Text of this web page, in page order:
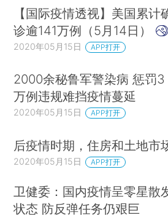
【国际疫情透视】美国累计
诊逾141万例（5月14日）
2020年05月15日 APP打开
2000余秘鲁军警染病 惩罚3
万例违规难挡疫情蔓延
2020年05月15日 APP打开
后疫情时期，住房和土地市
2020年05月15日 APP打开
卫健委：国内疫情呈零星散
状态 防反弹任务仍艰巨